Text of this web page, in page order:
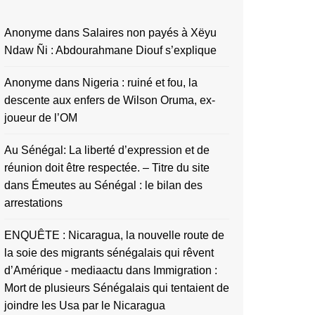
Anonyme dans Salaires non payés à Xëyu
Ndaw Ñi : Abdourahmane Diouf s’explique
Anonyme dans Nigeria : ruiné et fou, la
descente aux enfers de Wilson Oruma, ex-
joueur de l’OM
Au Sénégal: La liberté d’expression et de
réunion doit être respectée. – Titre du site
dans Émeutes au Sénégal : le bilan des
arrestations
ENQUÊTE : Nicaragua, la nouvelle route de
la soie des migrants sénégalais qui rêvent
d’Amérique - mediaactu dans Immigration :
Mort de plusieurs Sénégalais qui tentaient de
joindre les Usa par le Nicaragua